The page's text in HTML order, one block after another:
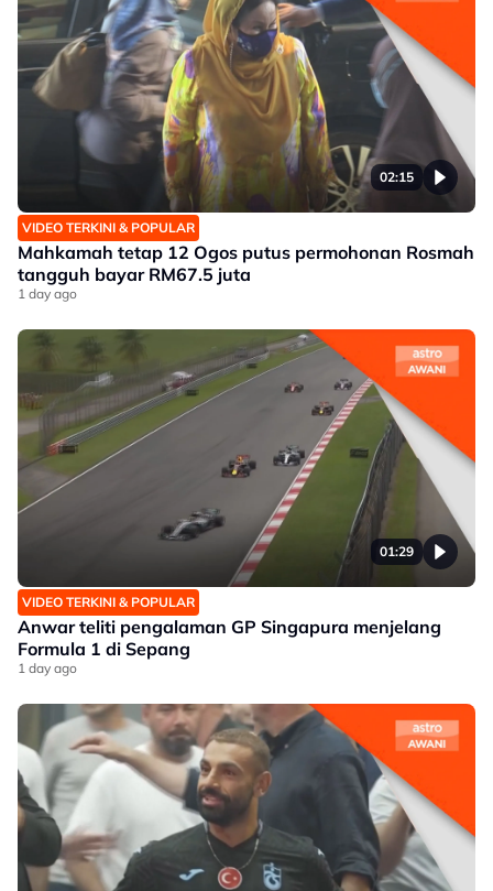
02:15
VIDEO TERKINI & POPULAR
Mahkamah tetap 12 Ogos putus permohonan Rosmah
tangguh bayar RM67.5 juta
1 day ago
01:29
VIDEO TERKINI & POPULAR
Anwar teliti pengalaman GP Singapura menjelang
Formula 1 di Sepang
1 day ago